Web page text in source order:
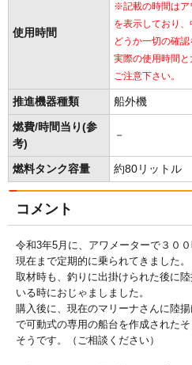
使用時間
※記載の時間はア
を表示しており
どうか一切の確
実際の使用時間
ご注意下さい。
推進機器種類 船外機
燃費/時間当り(参
考)
－
燃料タンク容量 約80リットル
コメント
令和3年5月に、アワメーターで３０
現在まで定期的に乗られてきました。
取材時も、釣りに出掛けられた後に
いる時におじゃましました。
購入後に、現在のマリーナさんに陸
で可動式の専用の船台を作成された
そうです。（ご相談ください）